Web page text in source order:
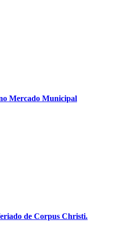
Mercado Municipal
de Corpus Christi.